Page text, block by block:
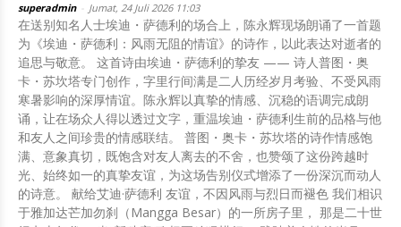
superadmin Jumat, 24 Juli 2026 11:03
在送别知名人士埃迪・萨德利的场合上，陈永辉现场朗诵了一首题
为《埃迪・萨德利：风雨无阻的情谊》的诗作，以此表达对逝者的
追思与敬意。 这首诗由埃迪・萨德利的挚友 —— 诗人普图・奥
卡・苏坎塔专门创作，字里行间满是二人历经岁月考验、不受风雨
寒暑影响的深厚情谊。陈永辉以真挚的情感、沉稳的语调完成朗
诵，让在场众人得以透过文字，重温埃迪・萨德利生前的品格与他
和友人之间珍贵的情感联结。 普图・奥卡・苏坎塔的诗作情感饱
满、意象真切，既饱含对友人离去的不舍，也赞颂了这份跨越时
光、始终如一的真挚友谊，为这场告别仪式增添了一份深沉而动人
的诗意。 献给艾迪·萨德利 友谊，不因风雨与烈日而褪色 我们相识
于雅加达芒加勿刹（Mangga Besar）的一所房子里， 那是二十世